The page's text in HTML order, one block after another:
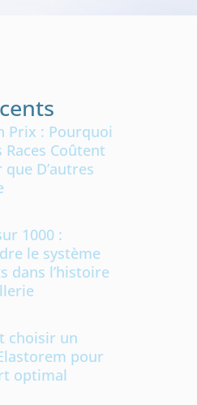
Prix : Pourquoi
Races Coûtent
que D’autres
1000 :
le système
dans l’histoire
choisir un
pour
optimal